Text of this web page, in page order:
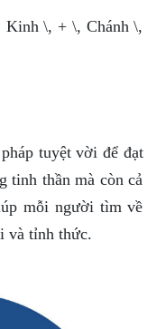
\, + \, Chánh \,
tuyệt vời để đạt
tinh thần mà còn cả
mỗi người tìm về
và tỉnh thức.